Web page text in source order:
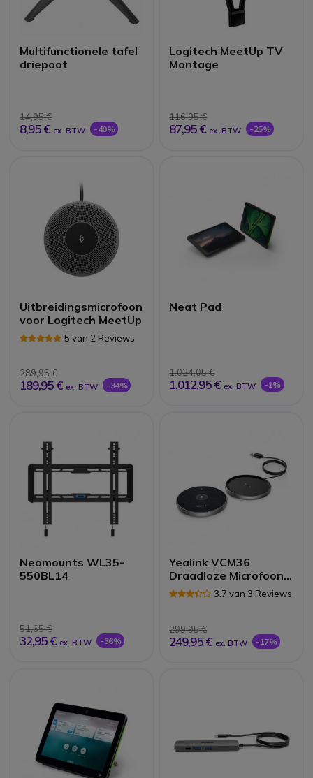
Multifunctionele tafel
driepoot
14,95 €
8,95 € ex. BTW -40%
Logitech MeetUp TV
Montage
116,95 €
87,95 € ex. BTW -25%
Uitbreidingsmicrofoon
voor Logitech MeetUp
5 van 2 Reviews
289,95 €
189,95 € ex. BTW -34%
Neat Pad
1.024,05 €
1.012,95 € ex. BTW -1%
Neomounts WL35-
550BL14
51,65 €
32,95 € ex. BTW -36%
Yealink VCM36
Draadloze Microfoon
voor MTR3.7 van 3 Reviews
299,95 €
249,95 € ex. BTW -17%